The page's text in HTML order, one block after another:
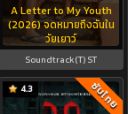
A Letter to My Youth
(2026) จดหมายถึงฉันใน
วัยเยาว์
Soundtrack(T) ST
4.3 ซับไทย